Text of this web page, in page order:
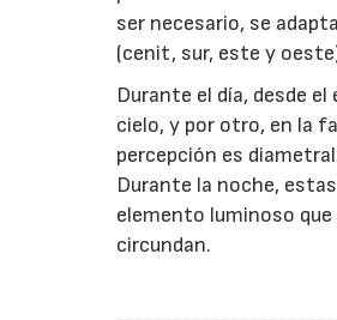
ser necesario, se
(cenit, sur, este y
Durante el día, desde
cielo, y por otro, en la
percepción es
Durante la noche,
elemento luminoso
circundan.